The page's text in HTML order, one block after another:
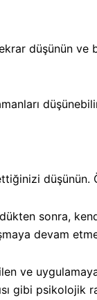
düşünün ve
sonra,
devam
ve
psikolojik